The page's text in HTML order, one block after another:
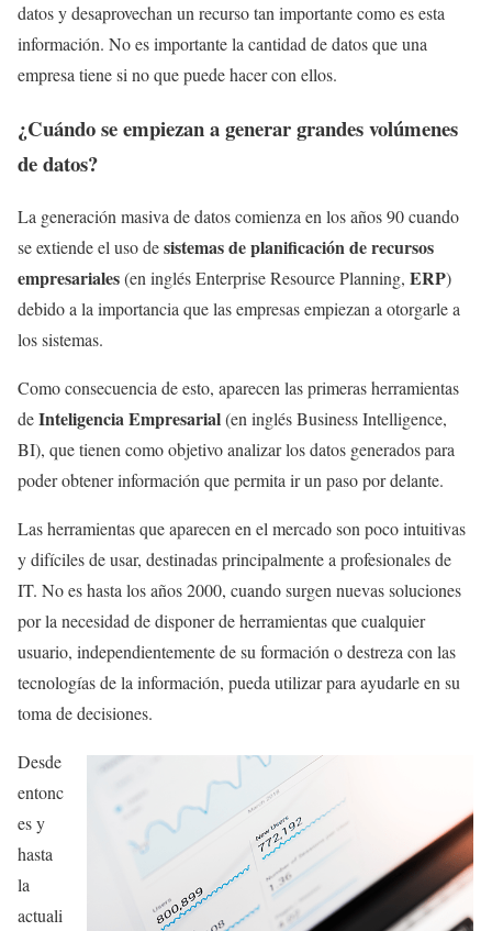
datos y desaprovechan un recurso tan importante como es esta
información. No es importante la cantidad de datos que una
empresa tiene si no que puede hacer con ellos.
¿Cuándo se empiezan a generar grandes volúmenes
de datos?
La generación masiva de datos comienza en los años 90 cuando
se extiende el uso desistemas de planificación de recursos
empresariales(en inglés Enterprise Resource Planning, ERP)
debido a la importancia que las empresas empiezan a otorgarle a
los sistemas.
Como consecuencia de esto, aparecen las primeras herramientas
deInteligencia Empresarial(en inglés Business Intelligence,
BI), que tienen como objetivo analizar los datos generados para
poder obtener información que permita ir un paso por delante.
Las herramientas que aparecen en el mercado son poco intuitivas
y difíciles de usar, destinadas principalmente a profesionales de
IT. No es hasta los años 2000, cuando surgen nuevas soluciones
por la necesidad de disponer de herramientas que cualquier
usuario, independientemente de su formación o destreza con las
tecnologías de la información, pueda utilizar para ayudarle en su
toma de decisiones.
Desde
entonc
es y
hasta
la
actuali